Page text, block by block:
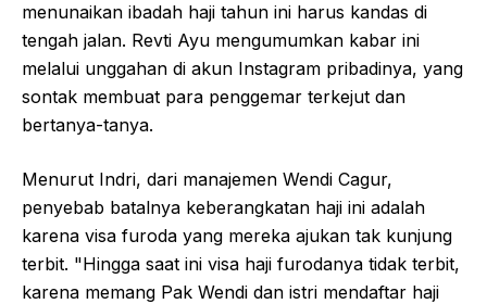
menunaikan ibadah haji tahun ini harus kandas di
tengah jalan. Revti Ayu mengumumkan kabar ini
melalui unggahan di akun Instagram pribadinya, yang
sontak membuat para penggemar terkejut dan
bertanya-tanya.
Menurut Indri, dari manajemen Wendi Cagur,
penyebab batalnya keberangkatan haji ini adalah
karena visa furoda yang mereka ajukan tak kunjung
terbit. "Hingga saat ini visa haji furodanya tidak terbit,
karena memang Pak Wendi dan istri mendaftar haji